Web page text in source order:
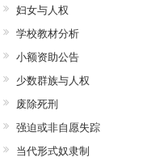
妇女与人权
学校教材分析
小额资助公告
少数群族与人权
废除死刑
强迫或非自愿失踪
当代形式奴隶制